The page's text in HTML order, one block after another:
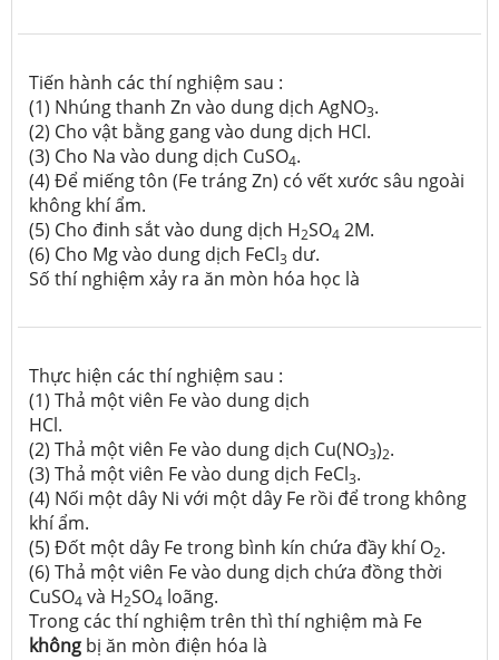
Tiến hành các thí nghiệm sau :
(1) Nhúng thanh Zn vào dung dịch AgNO3.
(2) Cho vật bằng gang vào dung dịch HCl.
(3) Cho Na vào dung dịch CuSO4.
(4) Để miếng tôn (Fe tráng Zn) có vết xước sâu ngoài
không khí ẩm.
(5) Cho đinh sắt vào dung dịch H2SO4 2M.
(6) Cho Mg vào dung dịch FeCl3 dư.
Số thí nghiệm xảy ra ăn mòn hóa học là
Thực hiện các thí nghiệm sau :
(1) Thả một viên Fe vào dung dịch
HCl.
(2) Thả một viên Fe vào dung dịch Cu(NO3)2.
(3) Thả một viên Fe vào dung dịch FeCl3.
(4) Nối một dây Ni với một dây Fe rồi để trong không
khí ẩm.
(5) Đốt một dây Fe trong bình kín chứa đầy khí O2.
(6) Thả một viên Fe vào dung dịch chứa đồng thời
CuSO4 và H2SO4 loãng.
Trong các thí nghiệm trên thì thí nghiệm mà Fe
không bị ăn mòn điện hóa là